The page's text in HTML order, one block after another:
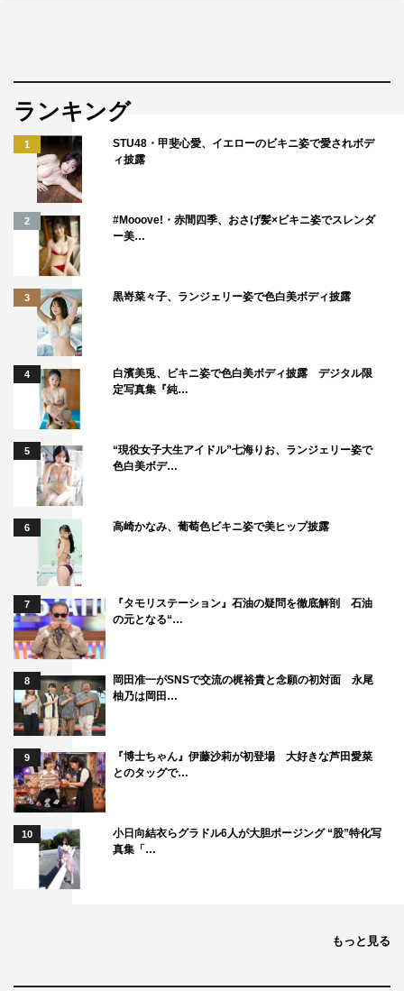
ランキング
1
STU48・甲斐心愛、イエローのビキニ姿で愛されボデ
ィ披露
2
#Mooove!・赤間四季、おさげ髪×ビキニ姿でスレンダ
ー美…
3 黒嵜菜々子、ランジェリー姿で色白美ボディ披露
4
白濱美兎、ビキニ姿で色白美ボディ披露 デジタル限
定写真集『純…
5
“現役女子大生アイドル”七海りお、ランジェリー姿で
色白美ボデ…
6 高崎かなみ、葡萄色ビキニ姿で美ヒップ披露
7
『タモリステーション』石油の疑問を徹底解剖 石油
の元となる“…
8
岡田准一がSNSで交流の梶裕貴と念願の初対面 永尾
柚乃は岡田…
9
『博士ちゃん』伊藤沙莉が初登場 大好きな芦田愛菜
とのタッグで…
10
小日向結衣らグラドル6人が大胆ポージング “股”特化写
真集「…
もっと見る